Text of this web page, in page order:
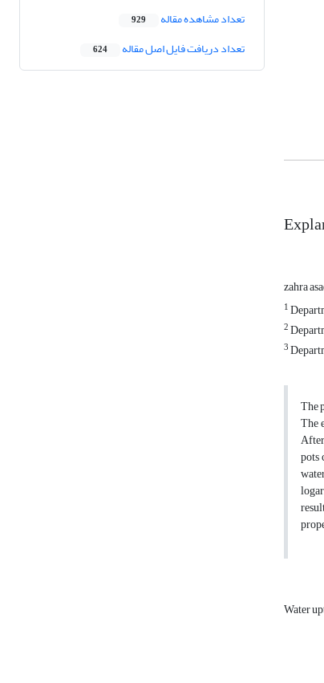
zahra
1
2
3
The
The
pots
Water
تعداد مشاهده مقاله 929
تعداد دریافت فایل اصل مقاله 624